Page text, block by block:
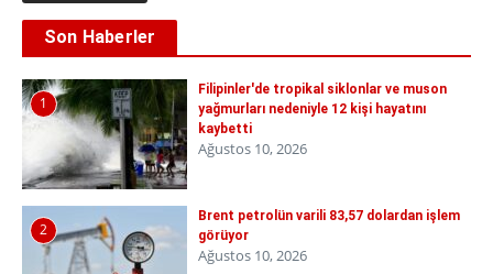
Son Haberler
1
Filipinler'de tropikal siklonlar ve muson
yağmurları nedeniyle 12 kişi hayatını
kaybetti
Ağustos 10, 2026
2
Brent petrolün varili 83,57 dolardan işlem
görüyor
Ağustos 10, 2026